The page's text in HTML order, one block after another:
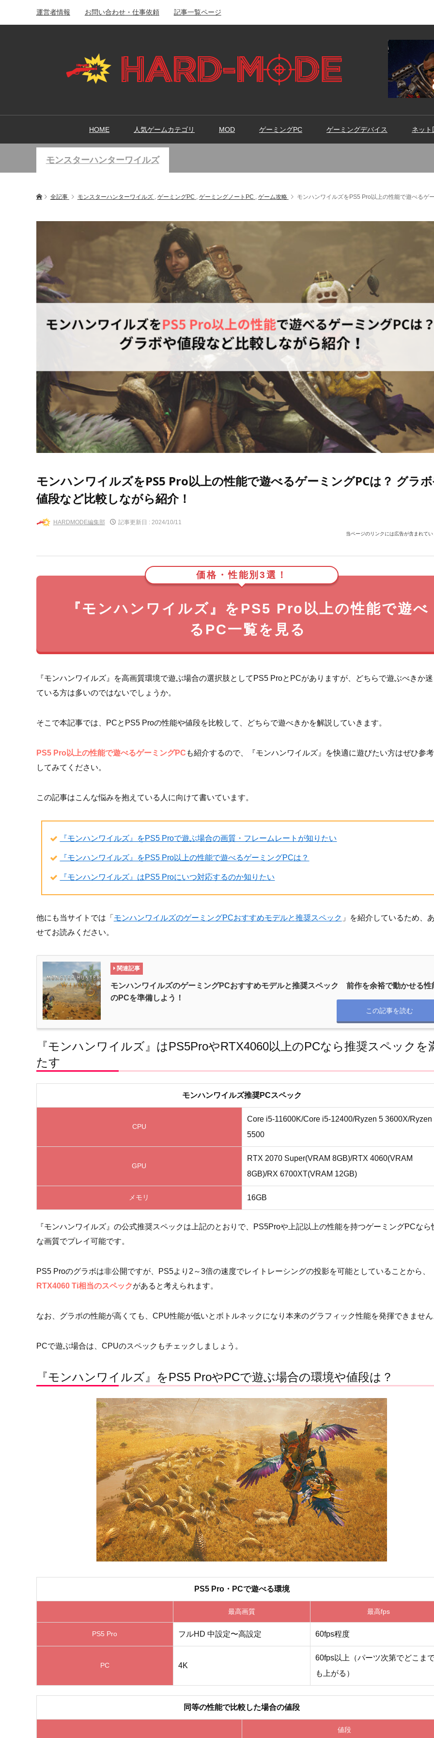
運営者情報 お問い合わせ・仕事依頼 記事一覧ページ
HOME 人気ゲームカテゴリ MOD ゲーミングPC ゲーミングデバイス ネット
モンスターハンターワイルズ
全記事 モンスターハンターワイルズ , ゲーミングPC , ゲーミングノートPC , ゲーム攻略 モンハンワイルズをPS5 Pro以上の性能で遊べるゲ
モンハンワイルズをPS5 Pro以上の性能で遊べるゲーミングPCは？ グラ
値段など比較しながら紹介！
HARDMODE編集部 記事更新日 : 2024/10/11
当ページのリンクには広告が含まれて
価格・性能別3選！
『モンハンワイルズ』をPS5 Pro以上の性能で遊べ
るPC一覧を見る
『モンハンワイルズ』を高画質環境で遊ぶ場合の選択肢としてPS5 ProとPCがありますが、どちらで遊ぶべきか
ている方は多いのではないでしょうか。
そこで本記事では、PCとPS5 Proの性能や値段を比較して、どちらで遊べきかを解説していきます。
PS5 Pro以上の性能で遊べるゲーミングPC も紹介するので、『モンハンワイルズ』を快適に遊びたい方はぜひ参
してみてください。
この記事はこんな悩みを抱えている人に向けて書いています。
『モンハンワイルズ』をPS5 Proで遊ぶ場合の画質・フレームレートが知りたい
『モンハンワイルズ』をPS5 Pro以上の性能で遊べるゲーミングPCは？
『モンハンワイルズ』はPS5 Proにいつ対応するのか知りたい
他にも当サイトでは「 モンハンワイルズのゲーミングPCおすすめモデルと推奨スペック 」を紹介しているため、
せてお読みください。
関連記事
モンハンワイルズのゲーミングPCおすすめモデルと推奨スペック 前作を余裕で動かせる性
のPCを準備しよう！
この記事を読む
『モンハンワイルズ』はPS5ProやRTX4060以上のPCなら推奨スペックを
たす
モンハンワイルズ推奨PCスペック
CPU
Core i5-11600K/Core i5-12400/Ryzen 5 3600X/Ryzen
5500
GPU
RTX 2070 Super(VRAM 8GB)/RTX 4060(VRAM
8GB)/RX 6700XT(VRAM 12GB)
メモリ 16GB
『モンハンワイルズ』の公式推奨スペックは上記のとおりで、PS5Proや上記以上の性能を持つゲーミングPCなら
な画質でプレイ可能です。
PS5 Proのグラボは非公開ですが、PS5より2～3倍の速度でレイトレーシングの投影を可能としていることから、
RTX4060 Ti相当のスペックがあると考えられます。
なお、グラボの性能が高くても、CPU性能が低いとボトルネックになり本来のグラフィック性能を発揮できませ
PCで遊ぶ場合は、CPUのスペックもチェックしましょう。
『モンハンワイルズ』をPS5 ProやPCで遊ぶ場合の環境や値段は？
PS5 Pro・PCで遊べる環境
最高画質 最高fps
PS5 Pro フルHD 中設定〜高設定 60fps程度
PC 4K
60fps以上（パーツ次第でどこま
も上がる）
同等の性能で比較した場合の値段
値段